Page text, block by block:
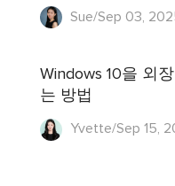
Sue/Sep 03,
Windows 10을 외
는 방법
Yvette/Sep 15,